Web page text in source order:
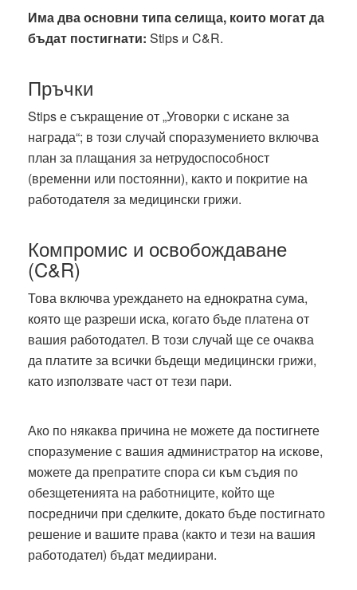
Има два основни типа селища, които могат да
бъдат постигнати: Stips и C&R.
Пръчки
Stips е съкращение от „Уговорки с искане за
награда“; в този случай споразумението включва
план за плащания за нетрудоспособност
(временни или постоянни), както и покритие на
работодателя за медицински грижи.
Компромис и освобождаване
(C&R)
Това включва уреждането на еднократна сума,
която ще разреши иска, когато бъде платена от
вашия работодател. В този случай ще се очаква
да платите за всички бъдещи медицински грижи,
като използвате част от тези пари.
Ако по някаква причина не можете да постигнете
споразумение с вашия администратор на искове,
можете да препратите спора си към съдия по
обезщетенията на работниците, който ще
посредничи при сделките, докато бъде постигнато
решение и вашите права (както и тези на вашия
работодател) бъдат медиирани.